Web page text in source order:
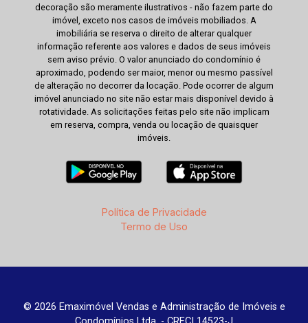
decoração são meramente ilustrativos - não fazem parte do
imóvel, exceto nos casos de imóveis mobiliados. A
imobiliária se reserva o direito de alterar qualquer
informação referente aos valores e dados de seus imóveis
sem aviso prévio. O valor anunciado do condomínio é
aproximado, podendo ser maior, menor ou mesmo passível
de alteração no decorrer da locação. Pode ocorrer de algum
imóvel anunciado no site não estar mais disponível devido à
rotatividade. As solicitações feitas pelo site não implicam
em reserva, compra, venda ou locação de quaisquer
imóveis.
Política de Privacidade
Termo de Uso
© 2026 Emaximóvel Vendas e Administração de Imóveis e